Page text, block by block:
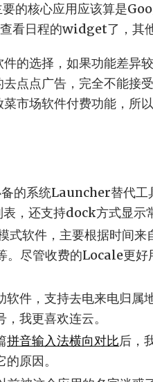
要的核心应用应该算是
日程的widget了，其他
的选择，如果功能差异
去点点广告，完全不能接
市场软件付费功能，所
的系统Launcher替代工
，还支持dock方式显示
软件，主要根据时间来
尽管收费的Locale更好
软件，支持去电来电归
我更喜欢连云。
拼音输入法横向对比后，
原因。